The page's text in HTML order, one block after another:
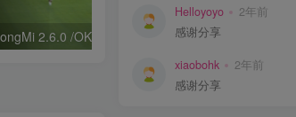
Helloyoyo 2年前
感谢分享
xiaobohk 2年前
感谢分享